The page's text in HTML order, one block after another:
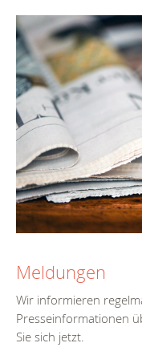
Meldungen
Wir informieren
Presseinformationen
Sie sich jetzt.